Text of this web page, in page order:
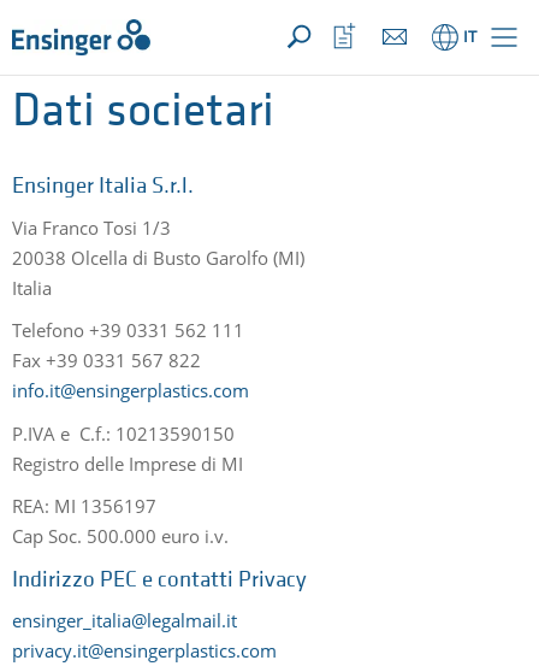
LA TUA RICHIESTA ({{productCount}} Prodotti)APRI
Pagina
iniziale
IT
Apri
la
lista
Dati societari
Ensinger Italia S.r.l.
Via Franco Tosi 1/3
20038 Olcella di Busto Garolfo (MI)
Italia
Telefono +39 0331 562 111
Fax +39 0331 567 822
info.it@ensingerplastics.com
P.IVA e C.f.: 10213590150
Registro delle Imprese di MI
REA: MI 1356197
Cap Soc. 500.000 euro i.v.
Indirizzo PEC e contatti Privacy
ensinger_italia@legalmail.it
privacy.it@ensingerplastics.com